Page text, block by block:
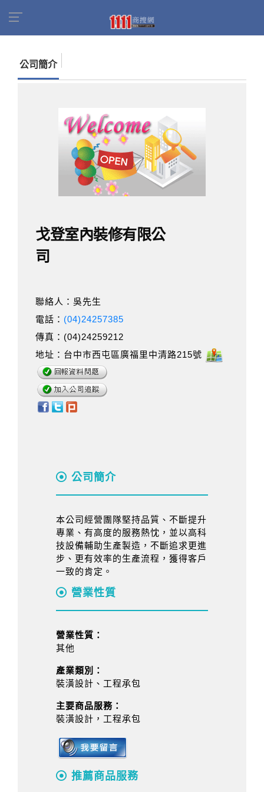
公司簡介
戈登室內裝修有限公
司
聯絡人：吳先生
電話： (04)24257385
傳真：(04)24259212
地址：台中市西屯區廣福里中清路215號
公司簡介
本公司經營團隊堅持品質、不斷提升
專業、有高度的服務熱忱，並以高科
技設備輔助生產製造，不斷追求更進
步、更有效率的生產流程，獲得客戶
一致的肯定。
營業性質
營業性質：
其他
產業類別：
裝潢設計、工程承包
主要商品服務：
裝潢設計，工程承包
推薦商品服務